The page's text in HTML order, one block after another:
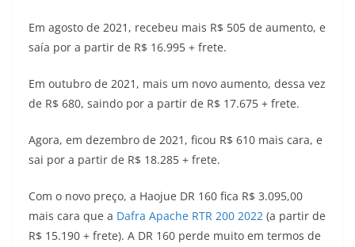
Em agosto de 2021, recebeu mais R$ 505 de aumento, e
saía por a partir de R$ 16.995 + frete.
Em outubro de 2021, mais um novo aumento, dessa vez
de R$ 680, saindo por a partir de R$ 17.675 + frete.
Agora, em dezembro de 2021, ficou R$ 610 mais cara, e
sai por a partir de R$ 18.285 + frete.
Com o novo preço, a Haojue DR 160 fica R$ 3.095,00
mais cara que a Dafra Apache RTR 200 2022 (a partir de
R$ 15.190 + frete). A DR 160 perde muito em termos de